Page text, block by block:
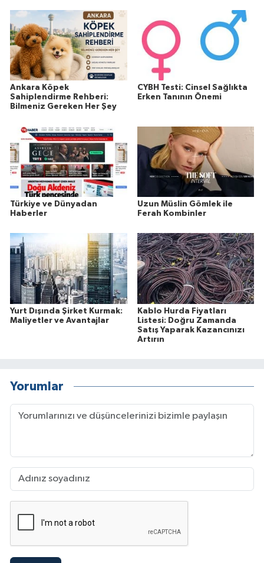
Ankara Köpek
Sahiplendirme Rehberi:
Bilmeniz Gereken Her Şey
CYBH Testi: Cinsel Sağlıkta
Erken Tanının Önemi
Türkiye ve Dünyadan
Haberler
Uzun Müslin Gömlek ile
Ferah Kombinler
Yurt Dışında Şirket Kurmak:
Maliyetler ve Avantajlar
Kablo Hurda Fiyatları
Listesi: Doğru Zamanda
Satış Yaparak Kazancınızı
Artırın
Yorumlar